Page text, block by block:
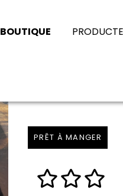
BOUTIQUE
PRÊT À MANGER